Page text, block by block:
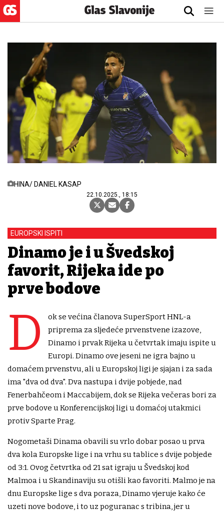
HINA/ DANIEL KASAP
22.10.2025., 18:15
EUROPSKI ISPITI
Dinamo je i u Švedskoj
favorit, Rijeka ide po
prve bodove
D
ok se većina članova SuperSport HNL-a
priprema za sljedeće prvenstvene izazove,
Dinamo i prvak Rijeka u četvrtak imaju ispite u
Europi. Dinamo ove jeseni ne igra bajno u
domaćem prvenstvu, ali u Europskoj ligi je sjajan i za sada
ima "dva od dva". Dva nastupa i dvije pobjede, nad
Fenerbahčeom i Maccabijem, dok se Rijeka večeras bori za
prve bodove u Konferencijskoj ligi u domaćoj utakmici
protiv Sparte Prag.
Nogometaši Dinama obavili su vrlo dobar posao u prva
dva kola Europske lige i na vrhu su tablice s dvije pobjede
od 3:1. Ovog četvrtka od 21 sat igraju u Švedskoj kod
Malmoa i u Skandinaviju su otišli kao favoriti. Malmo je na
dnu Europske lige s dva poraza, Dinamo vjeruje kako će
uzeti nove bodove, i to uz poguranac s tribina, jer u